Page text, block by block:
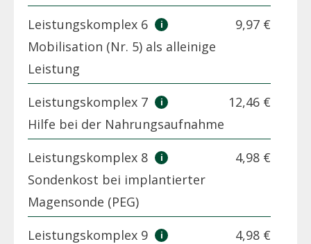
Leistungskomplex 6
Mobilisation (Nr. 5) als alleinige
Leistung
9,97 €
Leistungskomplex 7
Hilfe bei der Nahrungsaufnahme
12,46 €
Leistungskomplex 8
Sondenkost bei implantierter
Magensonde (PEG)
4,98 €
Leistungskomplex 9
4,98 €